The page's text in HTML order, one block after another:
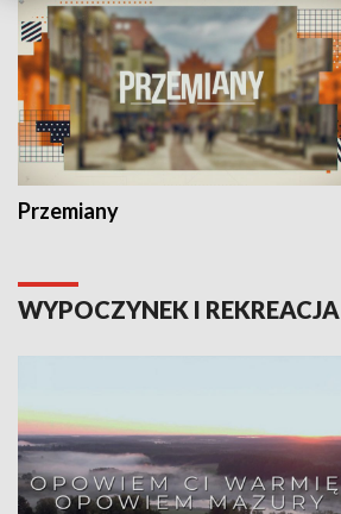
Przemiany
WYPOCZYNEK I REKREACJA